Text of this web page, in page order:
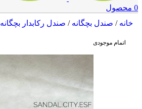
0 محصول
خانه/ صندل بچگانه/ صندل رکابدار بچگانه
اتمام موجودی